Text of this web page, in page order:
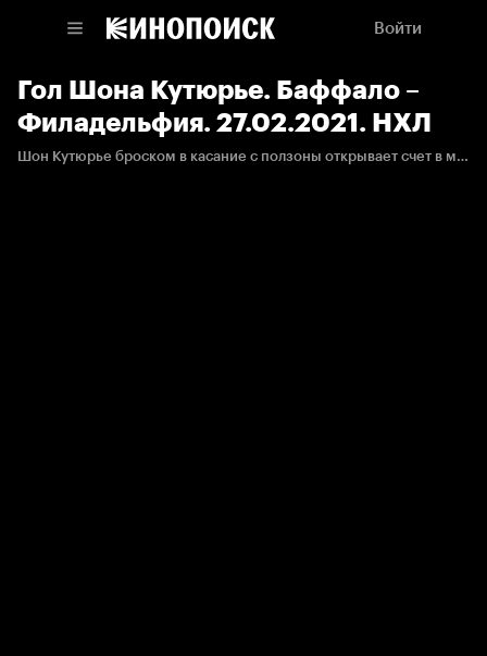
Войти
Гол Шона Кутюрье. Баффало –
Филадельфия. 27.02.2021. НХЛ
Шон Кутюрье броском в касание с ползоны открывает счет в матче